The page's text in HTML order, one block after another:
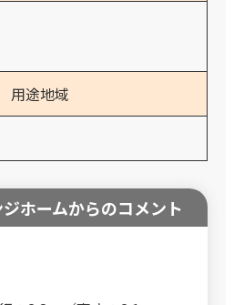
用途地域
ホームからのコメント